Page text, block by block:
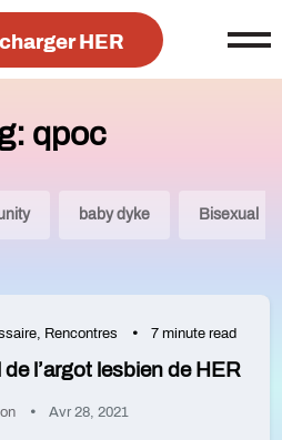
HER
qpoc
baby dyke Bisexual
, Rencontres 7 minute read
l’argot lesbien de HER
Avr 28, 2021